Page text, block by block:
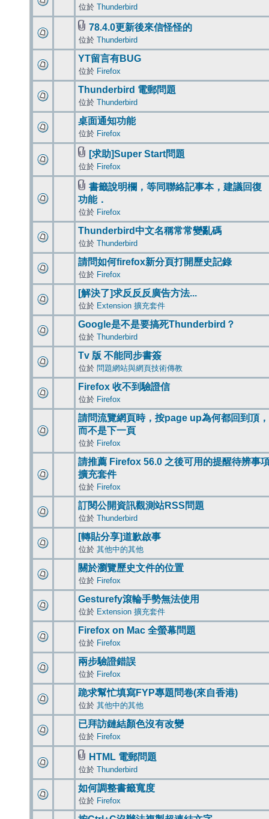
位於 Thunderbird
78.4.0更新後來信怪怪的
位於 Thunderbird
YT留言有BUG
位於 Firefox
Thunderbird 電郵問題
位於 Thunderbird
桌面通知功能
位於 Firefox
[求助]Super Start問題
位於 Firefox
書籤說明欄，等同聯絡記事本，建議回復
功能．
位於 Firefox
Thunderbird中文名稱常常變亂碼
位於 Thunderbird
請問如何firefox新分頁打開歷史記錄
位於 Firefox
[解決了]求反反反廣告方法...
位於 Extension 擴充套件
Google是不是要搞死Thunderbird？
位於 Thunderbird
Tv 版 不能同步書簽
位於 問題網站與網頁技術傳教
Firefox 收不到驗證信
位於 Firefox
請問流覽網頁時，按page up為何都回到頂，
而不是下一頁
位於 Firefox
請推薦 Firefox 56.0 之後可用的提醒待辨事
擴充套件
位於 Firefox
訂閱公開資訊觀測站RSS問題
位於 Thunderbird
[轉貼分享]道歉啟事
位於 其他中的其他
關於瀏覽歷史文件的位置
位於 Firefox
Gesturefy滾輪手勢無法使用
位於 Extension 擴充套件
Firefox on Mac 全螢幕問題
位於 Firefox
兩步驗證錯誤
位於 Firefox
跪求幫忙填寫FYP專題問卷(來自香港)
位於 其他中的其他
已拜訪鏈結顏色沒有改變
位於 Firefox
HTML 電郵問題
位於 Thunderbird
如何調整書籤寬度
位於 Firefox